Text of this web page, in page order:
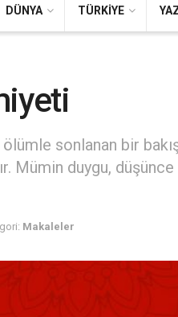
DÜNYA TÜRKIYE
ölümle sonlanan bir
Mümin duygu,
Makaleler